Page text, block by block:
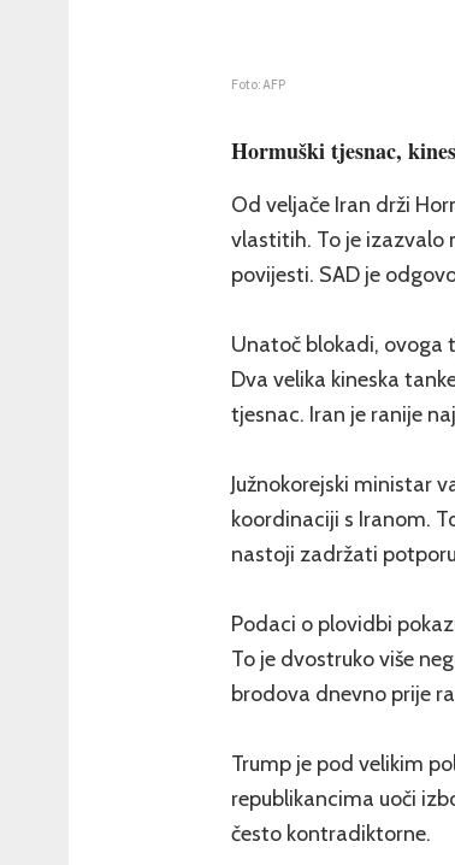
Foto: AFP
Hormuški tjesnac,
Od veljače Iran drži
vlastitih. To je izazvalo
povijesti. SAD je
Unatoč blokadi, ovoga
Dva velika kineska
tjesnac. Iran je ranije
Južnokorejski ministar
koordinaciji s Iranom.
nastoji zadržati
Podaci o plovidbi
To je dvostruko više
brodova dnevno prije
Trump je pod velikim
republikancima uoči
često kontradiktorne.